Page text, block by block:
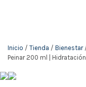
Inicio / Tienda / Bienestar/
Peinar 200 ml |